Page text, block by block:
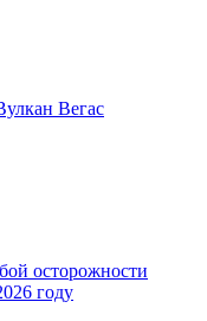
Вегас
осторожности
году